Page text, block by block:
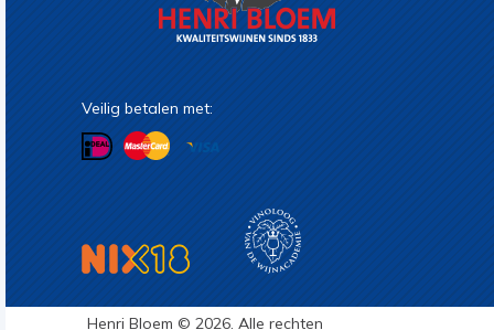
Veilig betalen met:
Henri Bloem © 2026. Alle rechten